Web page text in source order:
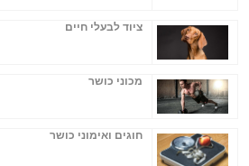
ציוד לבעלי חיים
מכוני כושר
חוגים ואימוני כושר